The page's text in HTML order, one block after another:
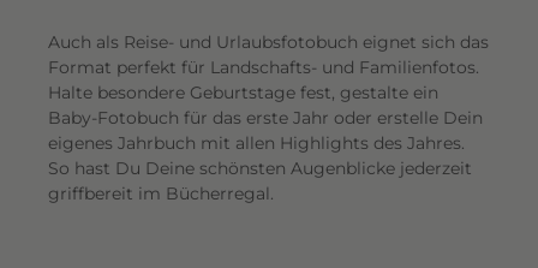
Auch als Reise- und Urlaubsfotobuch eignet sich das
Format perfekt für Landschafts- und Familienfotos.
Halte besondere Geburtstage fest, gestalte ein
Baby-Fotobuch für das erste Jahr oder erstelle Dein
eigenes Jahrbuch mit allen Highlights des Jahres.
So hast Du Deine schönsten Augenblicke jederzeit
griffbereit im Bücherregal.